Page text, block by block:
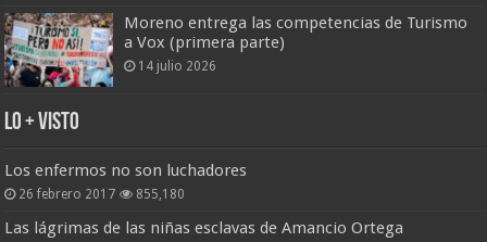
Moreno entrega las competencias de Turismo
a Vox (primera parte)
14 julio 2026
Lo + Visto
Los enfermos no son luchadores
26 febrero 2017 855,180
Las lágrimas de las niñas esclavas de Amancio Ortega